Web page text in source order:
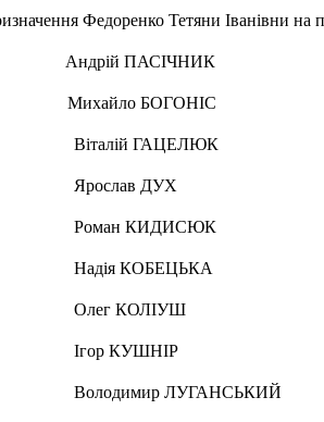
Федоренко Тетяни Іванівни на
ПАСІЧНИК
БОГОНІС
ДУХ